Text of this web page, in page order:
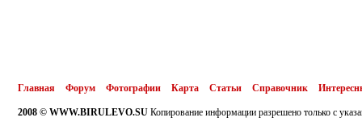
Главная Форум Фотографии Карта Статьи Справочник
2008 © WWW.BIRULEVO.SU Копирование информации разрешено только с